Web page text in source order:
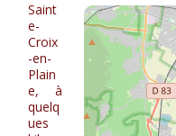
Saint
e-
Croix
-en-
Plain
e, à
quelq
ues